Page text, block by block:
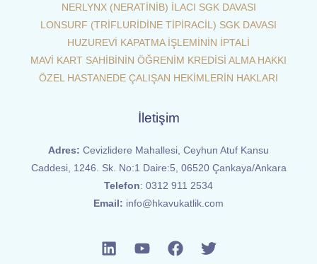
NERLYNX (NERATİNİB) İLACI SGK DAVASI
LONSURF (TRİFLURİDİNE TİPİRACİL) SGK DAVASI
HUZUREVİ KAPATMA İŞLEMİNİN İPTALİ
MAVİ KART SAHİBİNİN ÖĞRENİM KREDİSİ ALMA HAKKI
ÖZEL HASTANEDE ÇALIŞAN HEKİMLERİN HAKLARI
İletişim
Adres: Cevizlidere Mahallesi, Ceyhun Atuf Kansu
Caddesi, 1246. Sk. No:1 Daire:5, 06520 Çankaya/Ankara
Telefon: 0312 911 2534
Email: info@hkavukatlik.com